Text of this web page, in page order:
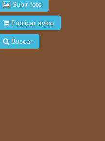
Subir foto
Publicar aviso
Buscar